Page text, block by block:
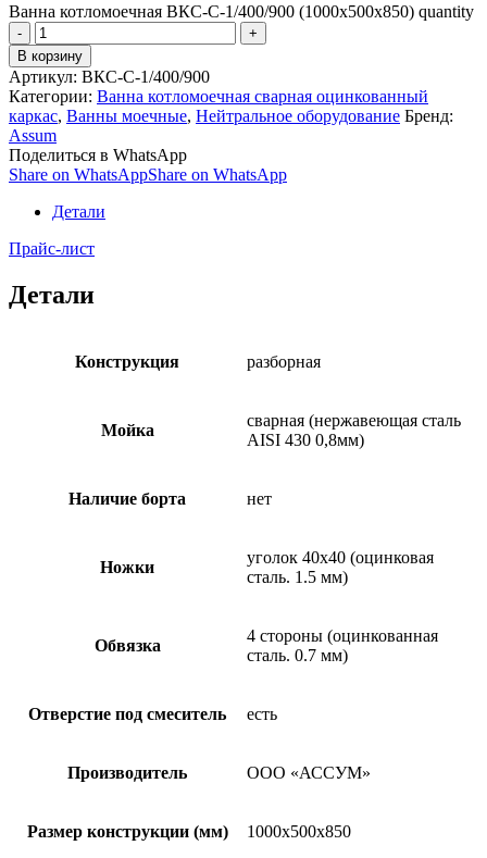
Ванна котломоечная ВКС-С-1/400/900 (1000х500х850) quantity
В корзину
Артикул: ВКС-С-1/400/900
Категории: Ванна котломоечная сварная оцинкованный
каркас, Ванны моечные, Нейтральное оборудование Бренд:
Assum
Поделиться в WhatsApp
Share on WhatsAppShare on WhatsApp
Детали
Прайс-лист
Детали
Конструкция разборная
Мойка
сварная (нержавеющая сталь
AISI 430 0,8мм)
Наличие борта нет
Ножки
уголок 40х40 (оцинковая
сталь. 1.5 мм)
Обвязка
4 стороны (оцинкованная
сталь. 0.7 мм)
Отверстие под смеситель есть
Производитель ООО «АССУМ»
Размер конструкции (мм) 1000х500х850